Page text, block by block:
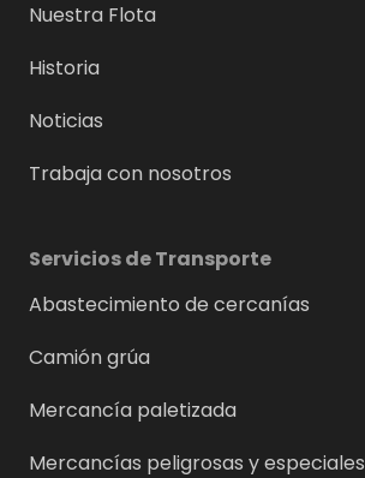
Nuestra Flota
Historia
Noticias
Trabaja con nosotros
Servicios de Transporte
Abastecimiento de cercanías
Camión grúa
Mercancía paletizada
Mercancías peligrosas y especiales